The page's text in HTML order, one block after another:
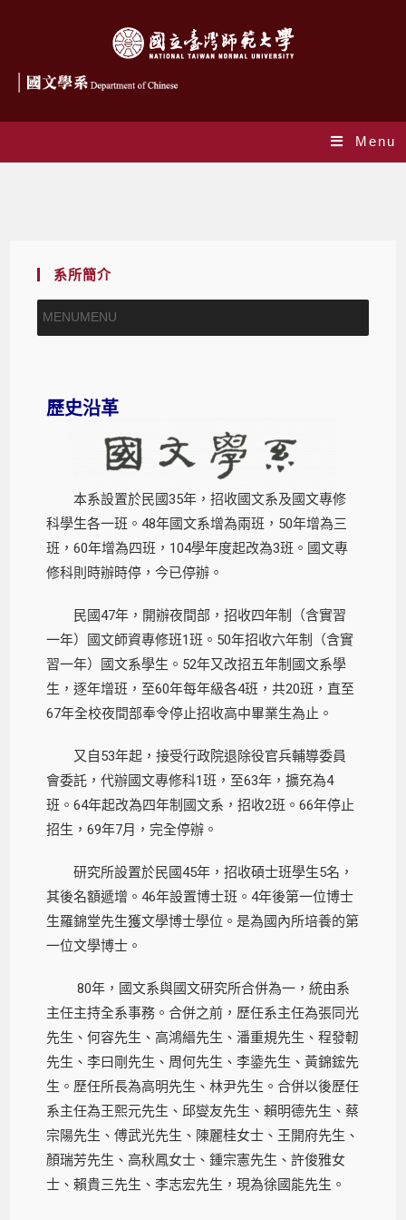
Menu
系所簡介
MENUMENU
歷史沿革
本系設置於民國35年，招收國文系及國文專修
科學生各一班。48年國文系增為兩班，50年增為三
班，60年增為四班，104學年度起改為3班。國文專
修科則時辦時停，今已停辦。
民國47年，開辦夜間部，招收四年制（含實習
一年）國文師資專修班1班。50年招收六年制（含實
習一年）國文系學生。52年又改招五年制國文系學
生，逐年增班，至60年每年級各4班，共20班，直至
67年全校夜間部奉令停止招收高中畢業生為止。
又自53年起，接受行政院退除役官兵輔導委員
會委託，代辦國文專修科1班，至63年，擴充為4
班。64年起改為四年制國文系，招收2班。66年停止
招生，69年7月，完全停辦。
研究所設置於民國45年，招收碩士班學生5名，
其後名額遞增。46年設置博士班。4年後第一位博士
生羅錦堂先生獲文學博士學位。是為國內所培養的第
一位文學博士。
80年，國文系與國文研究所合併為一，統由系
主任主持全系事務。合併之前，歷任系主任為張同光
先生、何容先生、高鴻縉先生、潘重規先生、程發軔
先生、李曰剛先生、周何先生、李鍌先生、黃錦鋐先
生。歷任所長為高明先生、林尹先生。合併以後歷任
系主任為王熙元先生、邱燮友先生、賴明德先生、蔡
宗陽先生、傅武光先生、陳麗桂女士、王開府先生、
顏瑞芳先生、高秋鳳女士、鍾宗憲先生、許俊雅女
士、賴貴三先生、李志宏先生，現為徐國能先生。